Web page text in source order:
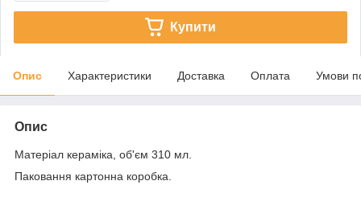
Купити
Опис Характеристики Доставка Оплата Умови
Опис
Матеріал кераміка, об'єм 310 мл.
Паковання картонна коробка.